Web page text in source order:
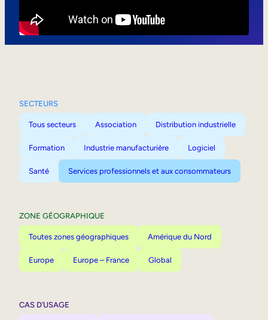
SECTEURS
Tous secteurs Association Distribution industrielle
Formation Industrie manufacturière Logiciel
Santé Services professionnels et aux consommateurs
ZONE GÉOGRAPHIQUE
Toutes zones géographiques Amérique du Nord
Europe Europe – France Global
CAS D’USAGE